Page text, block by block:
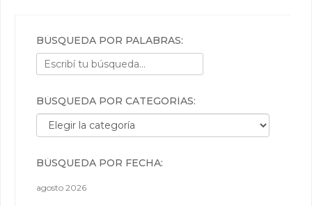
BÚSQUEDA POR PALABRAS:
BÚSQUEDA POR CATEGORÍAS:
Búsqueda por categorías:
BÚSQUEDA POR FECHA:
agosto 2026